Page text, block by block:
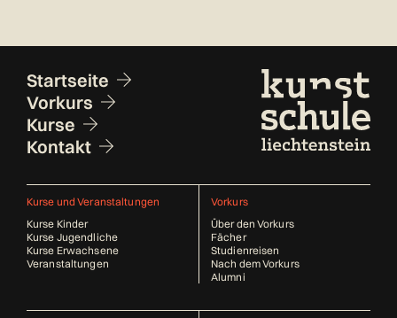
Fusszeile
Startseite
Vorkurs
Kurse
Kontakt
Kurse und Veranstaltungen
Kurse Kinder
Kurse Jugendliche
Kurse Erwachsene
Veranstaltungen
Vorkurs
Über den Vorkurs
Fächer
Studienreisen
Nach dem Vorkurs
Alumni